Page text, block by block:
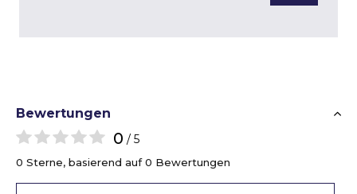
Bewertungen
0 / 5
0 Sterne, basierend auf 0 Bewertungen